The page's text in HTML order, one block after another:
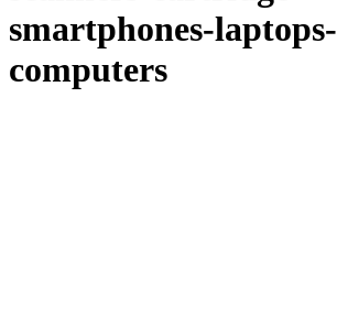
smartphones-laptops-
computers